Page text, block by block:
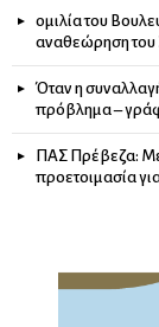
ομιλία του
αναθεώρηση του
Όταν η
πρόβλημα –
ΠΑΣ Πρέβεζα: Με
προετοιμασία